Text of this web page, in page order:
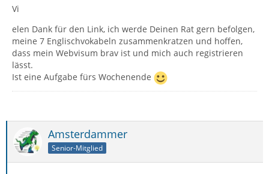
Vi
elen Dank für den Link, ich werde Deinen Rat gern befolgen,
meine 7 Englischvokabeln zusammenkratzen und hoffen,
dass mein Webvisum brav ist und mich auch registrieren
lässt.
Ist eine Aufgabe fürs Wochenende
Amsterdammer
Senior-Mitglied